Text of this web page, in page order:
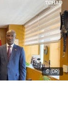
© (DR)